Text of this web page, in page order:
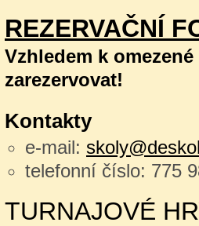
REZERVAČNÍ
Vzhledem k
zarezervovat!
Kontakty
e-mail:
telefonní číslo: 775
TURNAJOVÉ